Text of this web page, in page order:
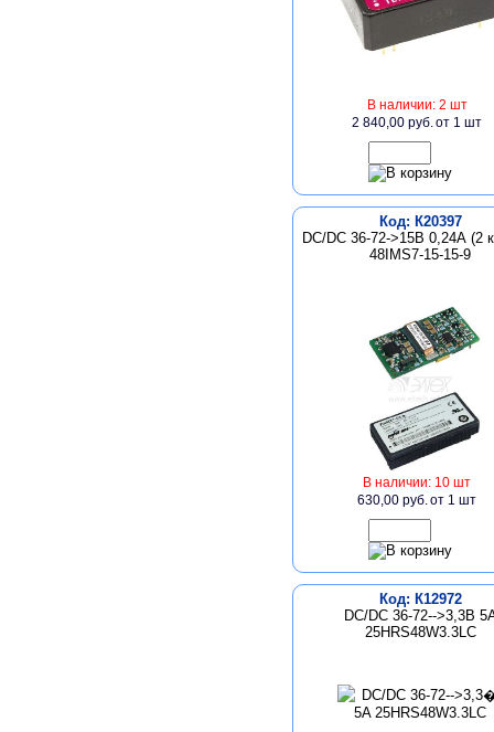
В наличии: 2 шт
2 840,00 руб.от 1 шт
Код: К20397
DC/DC 36-72->15В 0,24А (2
48IMS7-15-15-9
В наличии: 10 шт
630,00 руб.от 1 шт
Код: К12972
DC/DC 36-72-->3,3В
25HRS48W3.3LC